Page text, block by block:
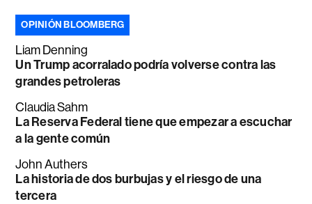
OPINIÓN BLOOMBERG
Liam Denning
Un Trump acorralado podría volverse contra las
grandes petroleras
Claudia Sahm
La Reserva Federal tiene que empezar a escuchar
a la gente común
John Authers
La historia de dos burbujas y el riesgo de una
tercera